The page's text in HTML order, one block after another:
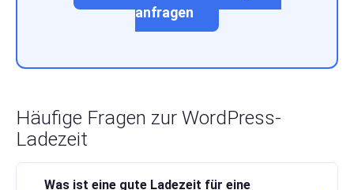
anfragen
Häufige Fragen zur WordPress-
Ladezeit
Was ist eine gute Ladezeit für eine